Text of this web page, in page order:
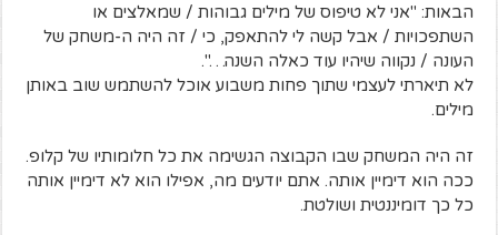
הבאות: "אני לא טיפוס של מילים גבוהות / שמאלצים או
השתפכויות / אבל קשה לי להתאפק, כי / זה היה ה-משחק של
העונה / נקווה שיהיו עוד כאלה השנה…".
לא תיארתי לעצמי שתוך פחות משבוע אוכל להשתמש שוב באותן
מילים.
זה היה המשחק שבו הקבוצה הגשימה את כל חלומותיו של קלופ.
ככה הוא דימיין אותה. אתם יודעים מה, אפילו הוא לא דימיין אותה
כל כך דומיננטית ושולטת.